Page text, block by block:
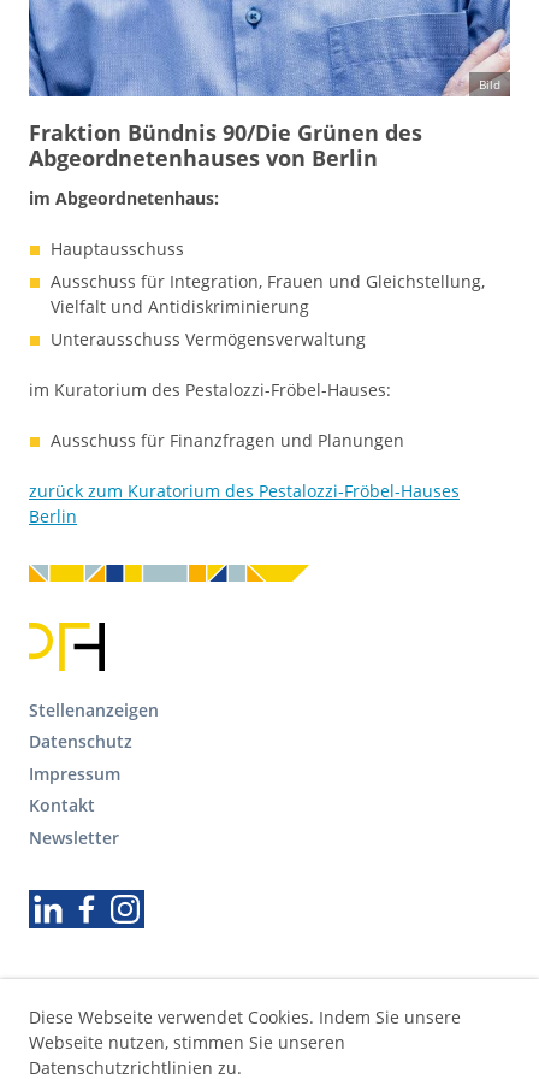
Diese Webseite verwendet Cookies. Indem Sie unsere
Webseite nutzen, stimmen Sie unseren
Datenschutzrichtlinien zu.
Bild
Fraktion Bündnis 90/Die Grünen des
Abgeordnetenhauses von Berlin
im Abgeordnetenhaus:
Hauptausschuss
Ausschuss für Integration, Frauen und Gleichstellung,
Vielfalt und Antidiskriminierung
Unterausschuss Vermögensverwaltung
im Kuratorium des Pestalozzi-Fröbel-Hauses:
Ausschuss für Finanzfragen und Planungen
zurück zum Kuratorium des Pestalozzi-Fröbel-Hauses
Berlin
F
o
o
t
e
r
e
k
ä
r
e
Stellenanzeigen
Datenschutz
Impressum
Kontakt
Newsletter
Folgen Sie uns